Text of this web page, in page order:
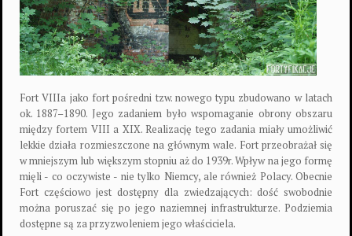
0
Fort VIIIa jako fort pośredni tzw. nowego typu zbudowano w latach
ok. 1887–1890. Jego zadaniem było wspomaganie obrony obszaru
między fortem VIII a XIX. Realizację tego zadania miały umożliwić
lekkie działa rozmieszczone na głównym wale. Fort przeobrażał się
w mniejszym lub większym stopniu aż do 1939r. Wpływ na jego formę
mięli - co oczywiste - nie tylko Niemcy, ale również Polacy. Obecnie
Fort częściowo jest dostępny dla zwiedzających: dość swobodnie
można poruszać się po jego naziemnej infrastrukturze. Podziemia
dostępne są za przyzwoleniem jego właściciela.